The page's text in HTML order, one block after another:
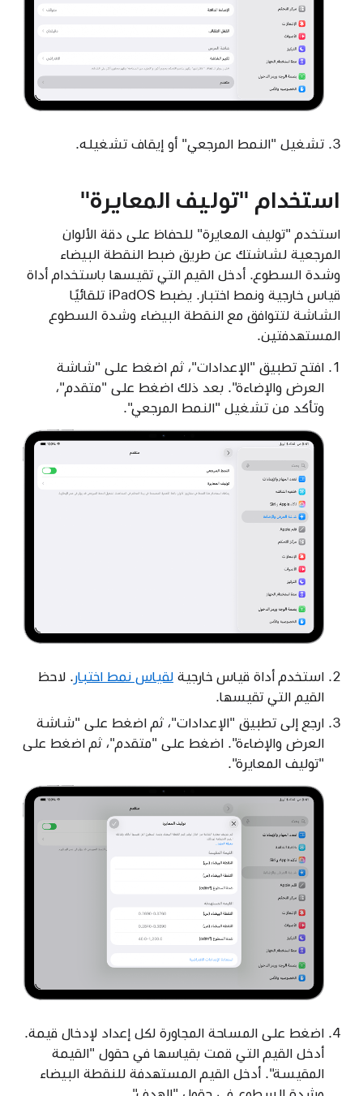
تشغيل "النمط المرجعي" أو إيقاف تشغيله.
استخدام "توليف المعايرة"
استخدم "توليف المعايرة" للحفاظ على دقة الألوان
المرجعية لشاشتك عن طريق ضبط النقطة البيضاء
وشدة السطوع. أدخل القيم التي تقيسها باستخدام أداة
قياس خارجية ونمط اختبار. يضبط iPadOS تلقائيًا
الشاشة لتتوافق مع النقطة البيضاء وشدة السطوع
المستهدفتين.
افتح تطبيق "الإعدادات"، ثم اضغط على "شاشة
العرض والإضاءة". بعد ذلك اضغط على "متقدم"،
وتأكد من تشغيل "النمط المرجعي".
استخدم أداة قياس خارجية لقياس نمط اختبار. لاحظ
القيم التي تقيسها.
ارجع إلى تطبيق "الإعدادات"، ثم اضغط على "شاشة
العرض والإضاءة". اضغط على "متقدم"، ثم اضغط على
"توليف المعايرة".
اضغط على المساحة المجاورة لكل إعداد لإدخال قيمة.
أدخل القيم التي قمت بقياسها في حقول "القيمة
المقيسة". أدخل القيم المستهدفة للنقطة البيضاء